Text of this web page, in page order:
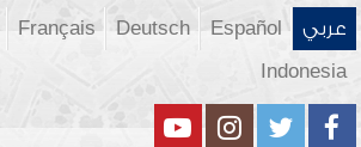
عربي Español
Deutsch
Français
Indonesia